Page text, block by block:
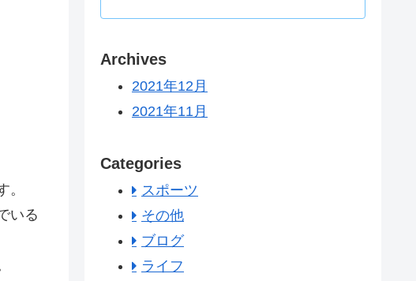
いる
Archives
2021年12月
2021年11月
Categories
スポーツ
その他
ブログ
ライフ